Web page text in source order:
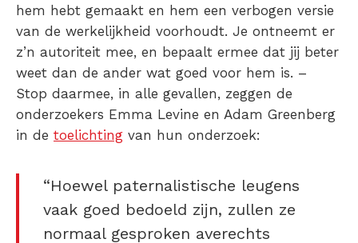
hem hebt gemaakt en hem een verbogen versie
van de werkelijkheid voorhoudt. Je ontneemt er
z’n autoriteit mee, en bepaalt ermee dat jij beter
weet dan de ander wat goed voor hem is. –
Stop daarmee, in alle gevallen, zeggen de
onderzoekers Emma Levine en Adam Greenberg
in de toelichting van hun onderzoek:
“Hoewel paternalistische leugens
vaak goed bedoeld zijn, zullen ze
normaal gesproken averechts